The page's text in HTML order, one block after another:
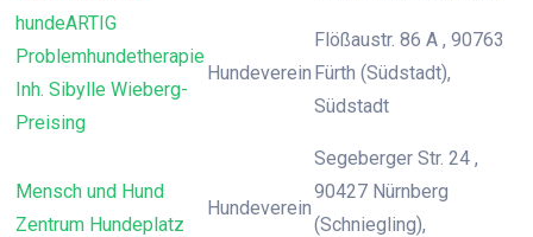
hundeARTIG
Problemhundetherapie
Inh. Sibylle Wieberg-
Preising
Hundeverein
Flößaustr. 86 A , 90763
Fürth (Südstadt),
Südstadt
Mensch und Hund
Zentrum Hundeplatz
Hundeverein
Segeberger Str. 24 ,
90427 Nürnberg
(Schniegling),